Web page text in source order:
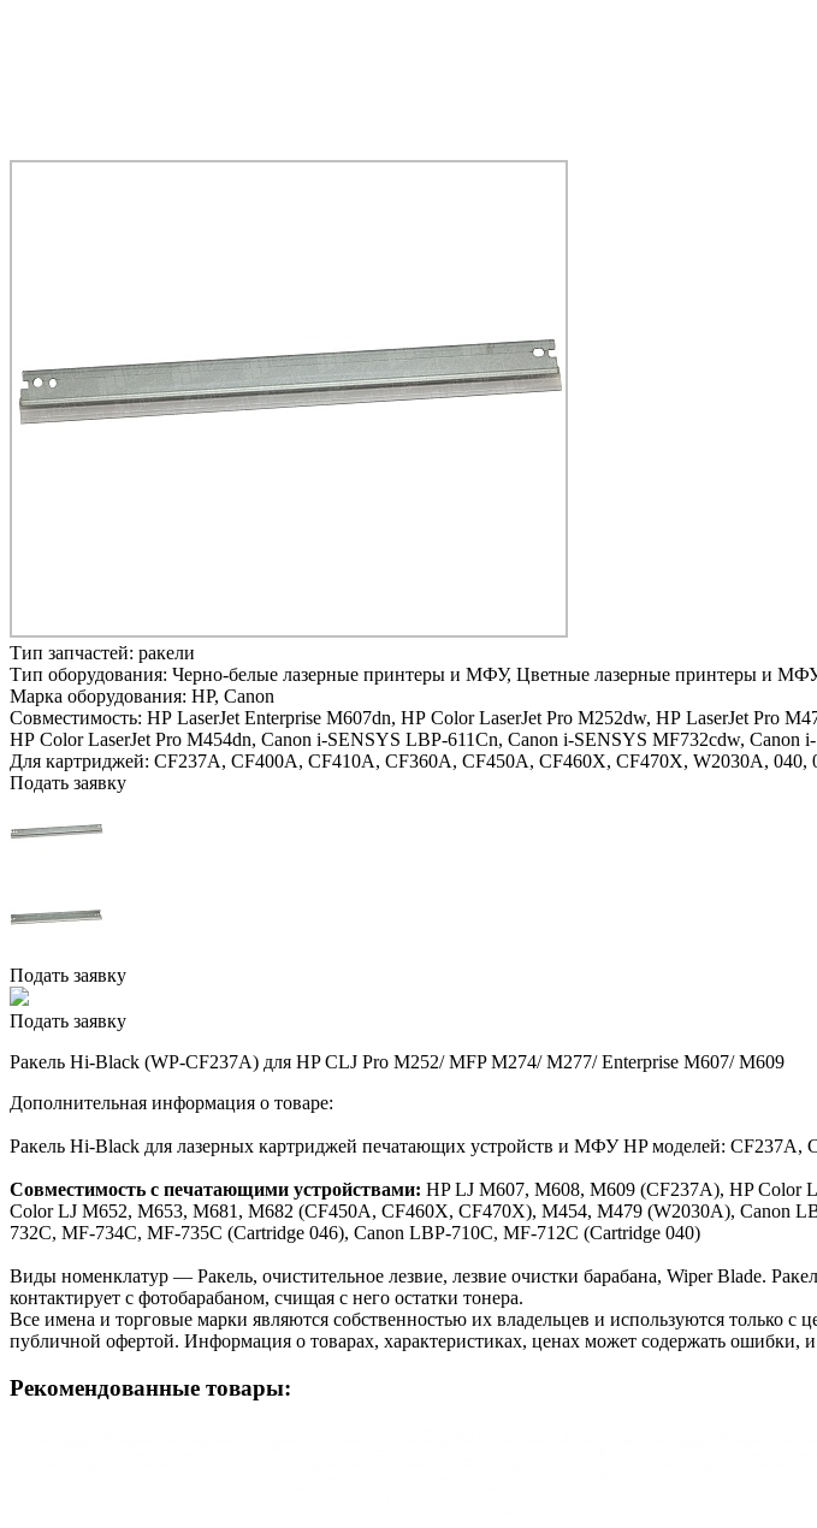
Тип запчастей: ракели
Тип оборудования: Черно-белые лазерные принтеры и МФУ, Цветные лазерные принтеры и
Марка оборудования: HP, Canon
Совместимость: HP LaserJet Enterprise M607dn, HP Color LaserJet Pro M252dw, HP LaserJet Pro
HP Color LaserJet Pro M454dn, Canon i-SENSYS LBP-611Cn, Canon i-SENSYS MF732cdw, Canon
Для картриджей: CF237A, CF400A, CF410A, CF360A, CF450A, CF460X, CF470X, W2030A, 040,
Подать заявку
Подать заявку
Подать заявку
Ракель Hi-Black (WP-CF237A) для HP CLJ Pro M252/ MFP M274/ M277/ Enterprise M607/ M609
Дополнительная информация о товаре:
Ракель Hi-Black для лазерных картриджей печатающих устройств и МФУ HP моделей:
Совместимость с печатающими устройствами: HP LJ M607, M608, M609 (CF237A), HP Color
Color LJ M652, M653, M681, M682 (CF450A, CF460X, CF470X), M454, M479 (W2030A), Canon
732C, MF-734C, MF-735C (Cartridge 046), Canon LBP-710C, MF-712C (Cartridge 040)
Виды номенклатур — Ракель, очистительное лезвие, лезвие очистки барабана, Wiper Blade.
контактирует с фотобарабаном, счищая с него остатки тонера.
Все имена и торговые марки являются собственностью их владельцев и используются только
публичной офертой. Информация о товарах, характеристиках, ценах может содержать ошибки,
Рекомендованные товары: